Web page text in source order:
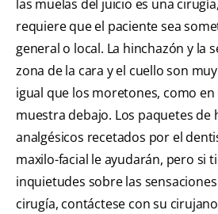
las muelas del juicio es una
requiere que el paciente sea
general o local. La hinchazón y la
zona de la cara y el cuello son
igual que los moretones, como en
muestra debajo. Los paquetes de
analgésicos recetados por el
maxilo-facial le ayudarán, pero si
inquietudes sobre las
cirugía, contáctese con su